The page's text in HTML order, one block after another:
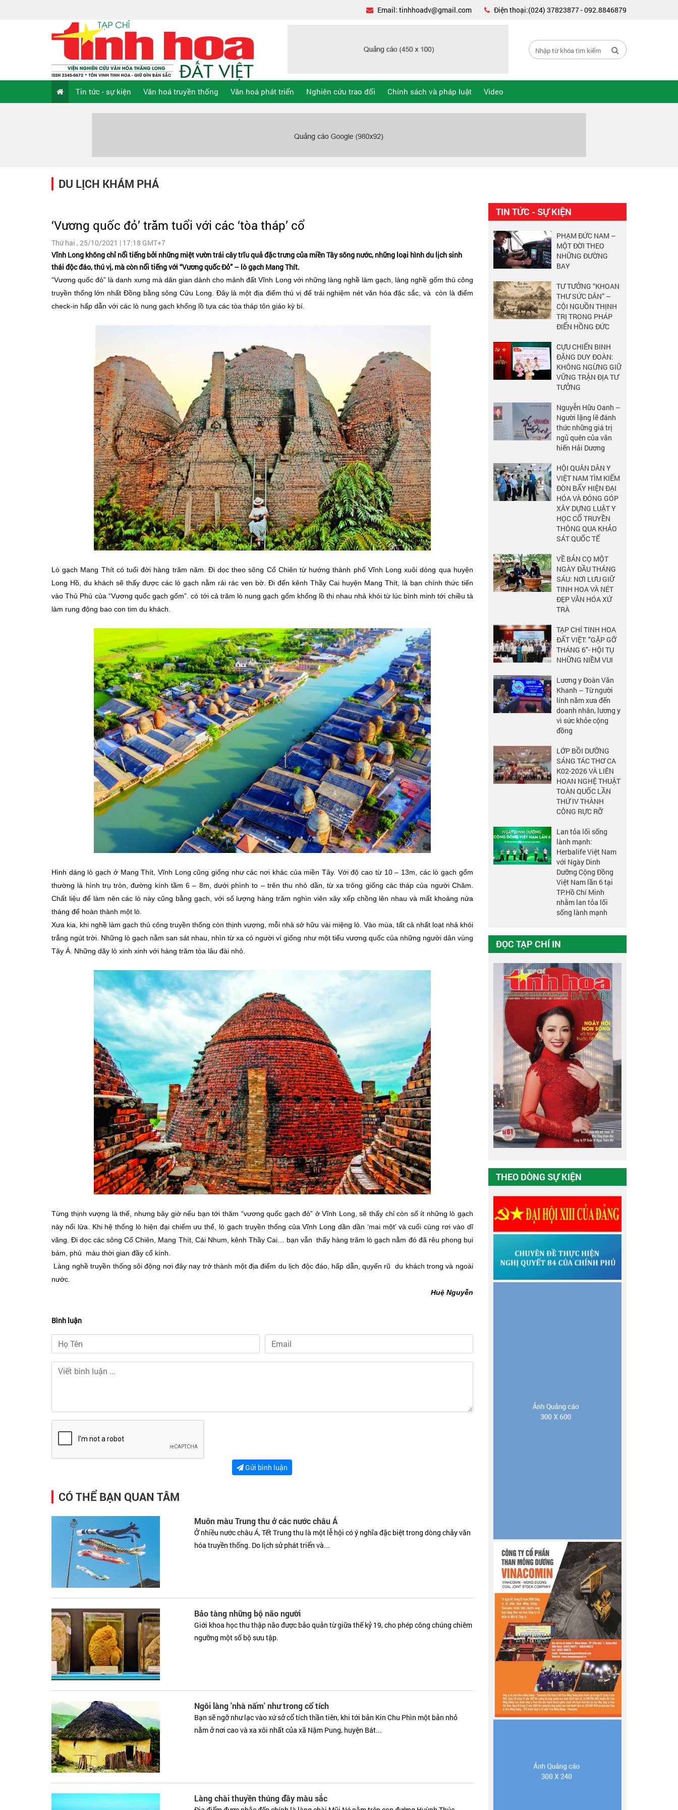
Email: tinhhoadv@gmail.com Điện thoại:(024) 37823877 - 092.8846879
Tin tức - sự kiện Văn hoá truyền thống Văn hoá phát triển Nghiên cứu trao đổi Chính sách và pháp luật Video
DU LỊCH KHÁM PHÁ
‘Vương quốc đỏ’ trăm tuổi với các ‘tòa tháp’ cổ
Thứ hai , 25/10/2021 | 17:18 GMT+7
Vĩnh Long không chỉ nổi tiếng bởi những miệt vườn trái cây trĩu quả đặc trưng của miền Tây sông nước, những loại hình du lịch sinh
thái độc đáo, thú vị, mà còn nổi tiếng với “Vương quốc Đỏ” – lò gạch Mang Thít.
“Vương quốc đỏ” là danh xưng mà dân gian dành cho mảnh đất Vĩnh Long với những làng nghề làm gạch, làng nghề gốm thủ công
truyền thống lớn nhất Đồng bằng sông Cửu Long. Đây là một địa điểm thú vị để trải nghiệm nét văn hóa đặc sắc, và còn là điểm
check-in hấp dẫn với các lò nung gạch khổng lồ tựa các tòa tháp tôn giáo kỳ bí.
Lò gạch Mang Thít có tuổi đời hàng trăm năm. Đi dọc theo sông Cổ Chiên từ hướng thành phố Vĩnh Long xuôi dòng qua huyện
Long Hồ, du khách sẽ thấy được các lò gạch nằm rải rác ven bờ. Đi đến kênh Thầy Cai huyện Mang Thít, là bạn chính thức tiến
vào Thủ Phủ của “Vương quốc gạch gốm”. có tới cả trăm lò nung gạch gốm khổng lồ thi nhau nhả khói từ lúc bình minh tới chiều tà
làm rung động bao con tim du khách.
Hình dáng lò gạch ở Mang Thít, Vĩnh Long cũng giống như các nơi khác của miền Tây. Với độ cao từ 10 – 13m, các lò gạch gốm
thường là hình trụ tròn, đường kính tầm 6 – 8m, dưới phình to – trên thu nhỏ dần, từ xa trông giống các tháp của người Chăm.
Chất liệu để làm nên các lò này cũng bằng gạch, với số lượng hàng trăm nghìn viên xây xếp chồng lên nhau và mất khoảng nửa
tháng để hoàn thành một lò.
Xưa kia, khi nghề làm gạch thủ công truyền thống còn thịnh vượng, mỗi nhà sở hữu vài miệng lò. Vào mùa, tất cả nhất loạt nhả khói
trắng ngút trời. Những lò gạch nằm san sát nhau, nhìn từ xa có người ví giống như một tiểu vương quốc của những người dân vùng
Tây Á. Những dãy lò xinh xinh với hàng trăm tòa lâu đài nhỏ.
Từng thịnh vượng là thế, nhưng bây giờ nếu bạn tới thăm “vương quốc gạch đỏ” ở Vĩnh Long, sẽ thấy chỉ còn số ít những lò gạch
này nổi lửa. Khi hệ thống lò hiện đại chiếm ưu thế, lò gạch truyền thống của Vĩnh Long dần dần ‘mai một’ và cuối cùng rơi vào dĩ
vãng. Đi dọc các sông Cổ Chiên, Mang Thít, Cái Nhum, kênh Thầy Cai… bạn vẫn thấy hàng trăm lò gạch nằm đó đã rêu phong bụi
bám, phủ màu thời gian đầy cổ kính.
Làng nghề truyền thống sôi động nơi đây nay trở thành một địa điểm du lịch độc đáo, hấp dẫn, quyến rũ du khách trong và ngoài
nước.
Huệ Nguyễn
Bình luận
Gửi bình luận
CÓ THỂ BẠN QUAN TÂM
Muôn màu Trung thu ở các nước châu Á
Ở nhiều nước châu Á, Tết Trung thu là một lễ hội có ý nghĩa đặc biệt trong dòng chảy văn
hóa truyền thống. Do lịch sử phát triển và...
Bảo tàng những bộ não người
Giới khoa học thu thập não được bảo quản từ giữa thế kỷ 19, cho phép công chúng chiêm
ngưỡng một số bộ sưu tập.
Ngôi làng 'nhà nấm' như trong cổ tích
Bạn sẽ ngỡ như lạc vào xứ sở cổ tích thần tiên, khi tới bản Kin Chu Phìn một bản nhỏ
nằm ở nơi cao và xa xôi nhất của xã Nậm Pung, huyện Bát...
Làng chài thuyền thúng đầy màu sắc
TIN TỨC - SỰ KIỆN
PHẠM ĐỨC NAM –
MỘT ĐỜI THEO
NHỮNG ĐƯỜNG
BAY
TƯ TƯỞNG “KHOAN
THƯ SỨC DÂN” –
CỘI NGUỒN THỊNH
TRỊ TRONG PHÁP
ĐIỂN HỒNG ĐỨC
CỰU CHIẾN BINH
ĐẶNG DUY ĐOÀN:
KHÔNG NGỪNG GIỮ
VỮNG TRẬN ĐỊA TƯ
TƯỞNG
Nguyễn Hữu Oanh –
Người lặng lẽ đánh
thức những giá trị
ngủ quên của văn
hiến Hải Dương
HỘI QUÂN DÂN Y
VIỆT NAM TÌM KIẾM
ĐÒN BẨY HIỆN ĐẠI
HÓA VÀ ĐÓNG GÓP
XÂY DỰNG LUẬT Y
HỌC CỔ TRUYỀN
THÔNG QUA KHẢO
SÁT QUỐC TẾ
VỀ BẢN CỌ MỘT
NGÀY ĐẦU THÁNG
SÁU: NƠI LƯU GIỮ
TINH HOA VÀ NÉT
ĐẸP VĂN HÓA XỨ
TRÀ
TẠP CHÍ TINH HOA
ĐẤT VIỆT: "GẶP GỠ
THÁNG 6"- HỘI TỤ
NHỮNG NIỀM VUI
Lương y Đoàn Văn
Khanh – Từ người
lính năm xưa đến
doanh nhân, lương y
vì sức khỏe cộng
đồng
LỚP BỒI DƯỠNG
SÁNG TÁC THƠ CA
K02-2026 VÀ LIÊN
HOAN NGHỆ THUẬT
TOÀN QUỐC LẦN
THỨ IV THÀNH
CÔNG RỰC RỠ
Lan tỏa lối sống
lành mạnh:
Herbalife Việt Nam
với Ngày Dinh
Dưỡng Cộng Đồng
Việt Nam lần 6 tại
TP.Hồ Chí Minh
nhằm lan tỏa lối
sống lành mạnh
ĐỌC TẠP CHÍ IN
THEO DÒNG SỰ KIỆN